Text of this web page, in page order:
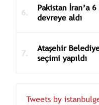
Pakistan İran’a
devreye aldı
Ataşehir
seçimi yapıldı
Tweets by